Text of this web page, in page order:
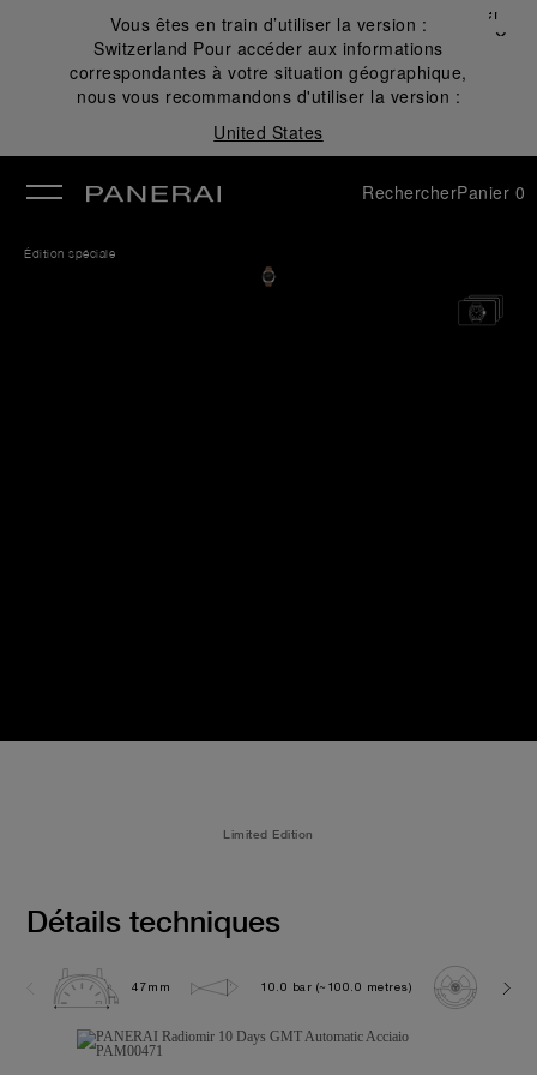
Vous êtes en train d’utiliser la version :
Switzerland Pour accéder aux informations
correspondantes à votre situation géographique,
nous vous recommandons d'utiliser la version :
United States
Fermer
✕
RechercherPanier 0
Édition spéciale
Limited Edition
Détails techniques
47mm 10.0 bar (~100.0 metres)